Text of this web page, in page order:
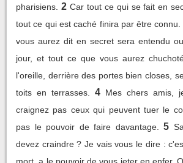
pharisiens. 2 Car tout ce qui se fait en
tout ce qui est caché finira par être connu.
vous aurez dit en secret sera entendu
jour, et tout ce que vous aurez
l'oreille, derrière des portes bien closes,
toits en terrasses.
4 Mes chers amis,
craignez pas ceux qui peuvent tuer le
pas le pouvoir de faire davantage.
5
devez craindre ? Je vais vous le dire :